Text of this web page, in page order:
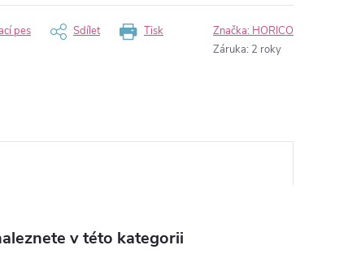
Tisk
pes Sdílet Značka: HORICO
Záruka: 2 roky
v této kategorii